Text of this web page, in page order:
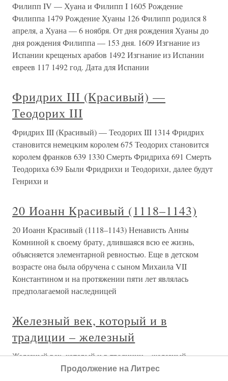
Филипп IV — Хуана и Филипп I 1605 Рождение
Филиппа 1479 Рождение Хуаны 126 Филипп родился 8
апреля, а Хуана — 6 ноября. От дня рождения Хуаны до
дня рождения Филиппа — 153 дня. 1609 Изгнание из
Испании крещеных арабов 1492 Изгнание из Испании
евреев 117 1492 год. Дата для Испании
Фридрих III (Красивый) —
Теодорих III
Фридрих III (Красивый) — Теодорих III 1314 Фридрих
становится немецким королем 675 Теодорих становится
королем франков 639 1330 Смерть Фридриха 691 Смерть
Теодориха 639 Были Фридрихи и Теодорихи, далее будут
Генрихи и
20 Иоанн Красивый (1118–1143)
20 Иоанн Красивый (1118–1143) Ненависть Анны
Комниной к своему брату, длившаяся всю ее жизнь,
объясняется элементарной ревностью. Еще в детском
возрасте она была обручена с сыном Михаила VII
Константином и на протяжении пяти лет являлась
предполагаемой наследницей
Железный век, который и в
традиции – железный
Железный век, который и в традиции – железный
Следующим важнейшим этапом в развитии земной
Продолжение на Литрес